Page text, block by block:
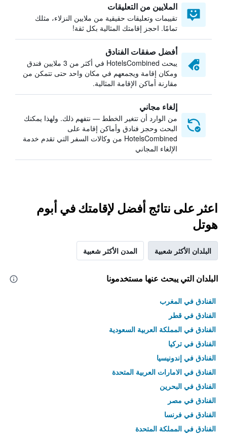
الملايين من التعليقات
تقييمات وتعليقات حقيقية من ملايين النزلاء، مثلك
تمامًا. احجز إقامتك المثالية بكل ثقة!
أفضل صفقات الفنادق
يبحث HotelsCombined في أكثر من 3 ملايين فندق
ومكان إقامة ويجمعهم في مكان واحد حتى تتمكن من
مقارنة أماكن الإقامة المثالية.
إلغاء مجاني
من الوارد أن تتغير الخطط — نتفهم ذلك. ولهذا يمكنك
البحث وحجز فنادق وأماكن إقامة على
HotelsCombined من وكالات السفر التي تقدم خدمة
الإلغاء المجاني
اعثر على نتائج أفضل لإقامتك في أبوم
هوتل
البلدان الأكثر شعبية المدن الأكثر شعبية
البلدان التي يبحث عنها مستخدمونا
الفنادق في المغرب
الفنادق في قطر
الفنادق في المملكة العربية السعودية
الفنادق في تركيا
الفنادق في إندونيسيا
الفنادق في الامارات العربية المتحدة
الفنادق في البحرين
الفنادق في مصر
الفنادق في فرنسا
الفنادق في المملكة المتحدة